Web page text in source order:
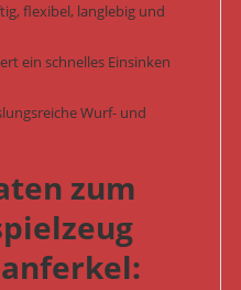
flexibel, langlebig und
ein schnelles Einsinken
Wurf- und
zum